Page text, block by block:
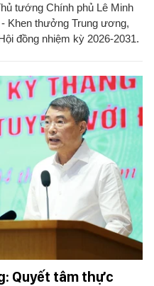
tướng Chính phủ Lê Minh
Khen thưởng Trung ương,
đồng nhiệm kỳ 2026-2031.
Quyết tâm thực